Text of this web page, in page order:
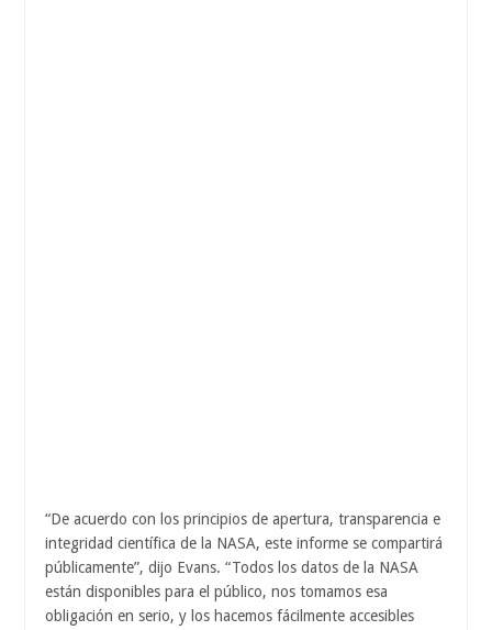
“De acuerdo con los principios de apertura, transparencia e
integridad científica de la NASA, este informe se compartirá
públicamente”, dijo Evans. “Todos los datos de la NASA
están disponibles para el público, nos tomamos esa
obligación en serio, y los hacemos fácilmente accesibles